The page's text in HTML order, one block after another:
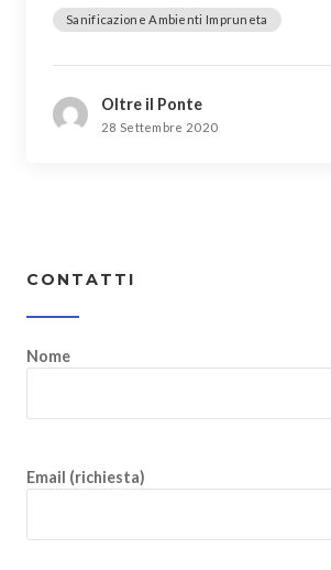
Sanificazione Ambienti Impruneta
Oltre il Ponte
28 Settembre 2020
CONTATTI
Nome
Email (richiesta)